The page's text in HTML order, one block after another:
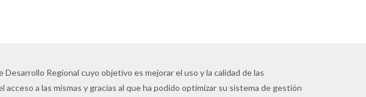
Regional cuyo objetivo es mejorar el uso y la calidad de las
a las mismas y gracias al que ha podido optimizar su sistema de gestión